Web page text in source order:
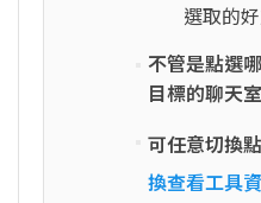
選取的
不管是點選
目標的聊天室
可任意切換
換查看工具